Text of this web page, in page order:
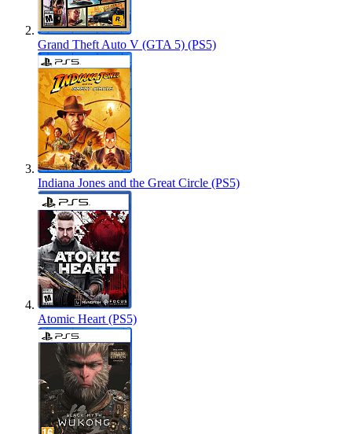
Grand Theft Auto V (GTA 5) (PS5)
Indiana Jones and the Great Circle (PS5)
Atomic Heart (PS5)